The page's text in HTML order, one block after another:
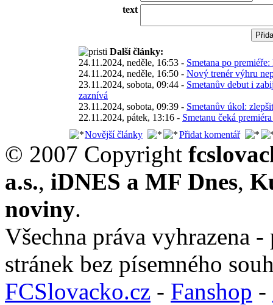
text
Další články:
24.11.2024, neděle, 16:53 - Smetana po
24.11.2024, neděle, 16:50 - Nový trenér výhru
23.11.2024, sobota, 09:44 - Smetanův debut i
zaznívá
23.11.2024, sobota, 09:39 - Smetanův úkol:
22.11.2024, pátek, 13:16 - Smetanu čeká
Novější články
Přidat komentář
© 2007 Copyright
a.s., iDNES a MF Dnes,
noviny.
Všechna práva vyhrazena
stránek bez písemného
FCSlovacko.cz - Fanshop -